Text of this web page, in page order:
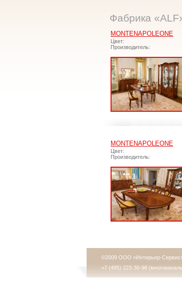
Фабрика
MONTENAPOLEONE
Цвет:
Производитель:
MONTENAPOLEONE
Цвет:
Производитель:
©2009 ООО «Интерьер-
+7 (495) 223-30-98